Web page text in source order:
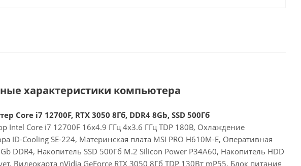
характеристики компьютера
Core i7 12700F, RTX 3050 8Гб, DDR4 8Gb, SSD 500Гб
Intel Core i7 12700F 16x4.9 ГГц 4x3.6 ГГц TDP 180В, Охлаждение
ID-Cooling SE-224, Материнская плата MSI PRO H610M-E, Оперативная
DDR4, Накопитель SSD 500Гб M.2 Silicon Power P34A60, Накопитель HDD
Видеокарта nVidia GeForce RTX 3050 8Гб TDP 130Вт mP55, Блок питания